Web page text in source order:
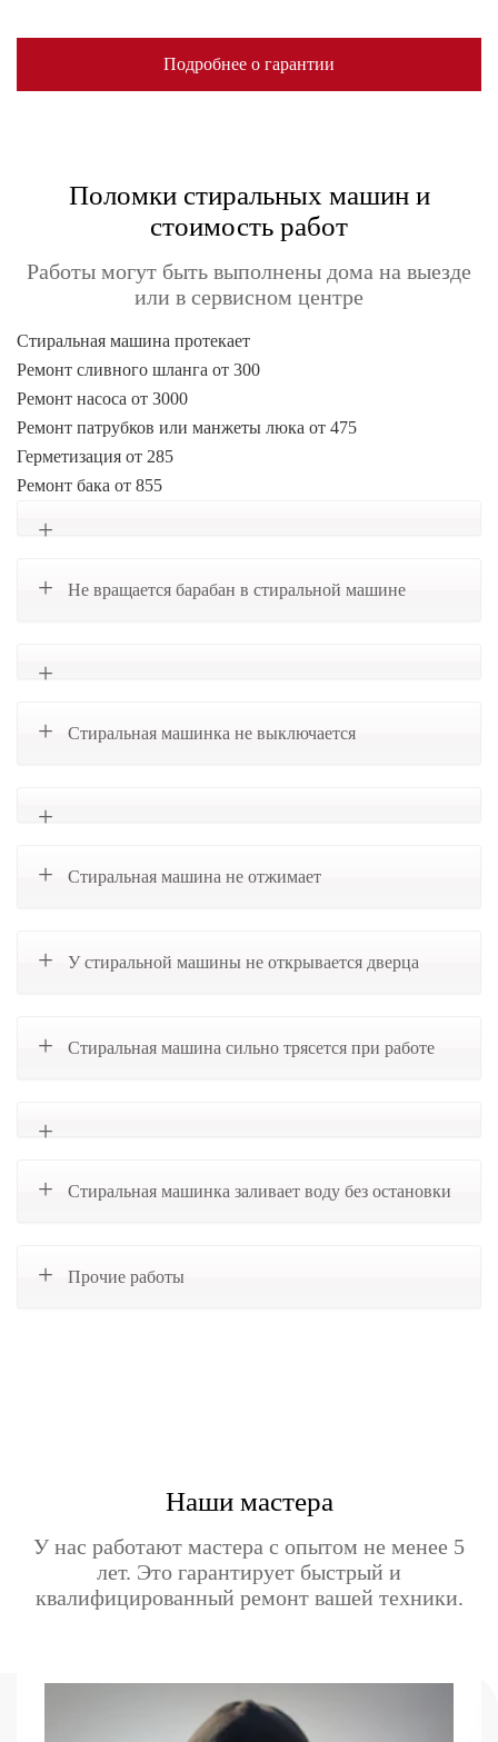
Подробнее о гарантии
Поломки стиральных машин и
стоимость работ
Работы могут быть выполнены дома на выезде
или в сервисном центре
Стиральная машина протекает
Ремонт сливного шланга от 300
Ремонт насоса от 3000
Ремонт патрубков или манжеты люка от 475
Герметизация от 285
Ремонт бака от 855
Не вращается барабан в стиральной машине
Стиральная машинка не выключается
Стиральная машина не отжимает
У стиральной машины не открывается дверца
Стиральная машина сильно трясется при работе
Стиральная машинка заливает воду без остановки
Прочие работы
Наши мастера
У нас работают мастера с опытом не менее 5
лет. Это гарантирует быстрый и
квалифицированный ремонт вашей техники.